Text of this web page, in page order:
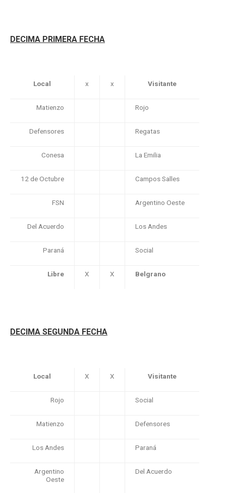
DECIMA PRIMERA FECHA
Local x x Visitante
Matienzo Rojo
Defensores Regatas
Conesa La Emilia
12 de Octubre Campos Salles
FSN Argentino Oeste
Del Acuerdo Los Andes
Paraná Social
Libre X X Belgrano
DECIMA SEGUNDA FECHA
Local X X Visitante
Rojo Social
Matienzo Defensores
Los Andes Paraná
Argentino
Oeste
Del Acuerdo